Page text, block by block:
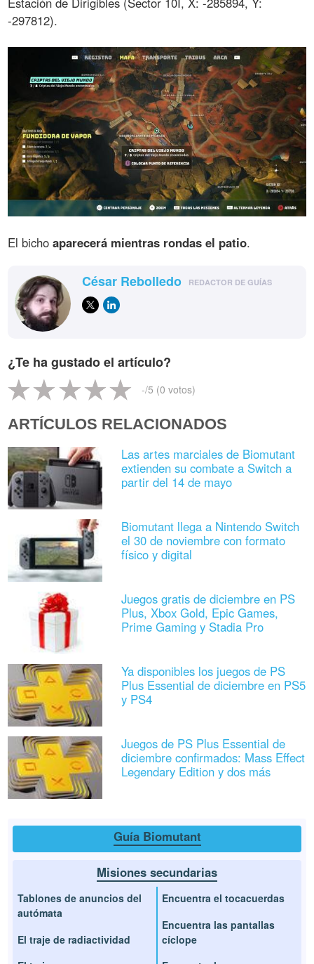
-297812).
El bichoaparecerá mientras rondas el patio.
César Rebolledo REDACTOR DE GUÍAS
¿Te ha gustado el artículo?
-/5 (0 votos)
ARTÍCULOS RELACIONADOS
Las artes marciales de Biomutant
extienden su combate a Switch a
partir del 14 de mayo
Biomutant llega a Nintendo Switch
el 30 de noviembre con formato
físico y digital
Juegos gratis de diciembre en PS
Plus, Xbox Gold, Epic Games,
Prime Gaming y Stadia Pro
Ya disponibles los juegos de PS
Plus Essential de diciembre en PS5
y PS4
Juegos de PS Plus Essential de
diciembre confirmados: Mass Effect
Legendary Edition y dos más
Guía Biomutant
Misiones secundarias
Tablones de anuncios del
autómata
El traje de radiactividad
Encuentra el tocacuerdas
Encuentra las pantallas
cíclope